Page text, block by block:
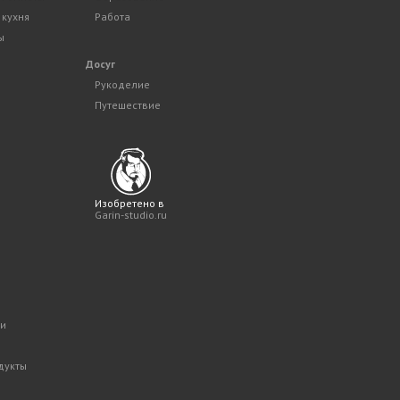
Работа
Досуг
Рукоделие
Путешествие
Изобретено в
Garin-studio.ru